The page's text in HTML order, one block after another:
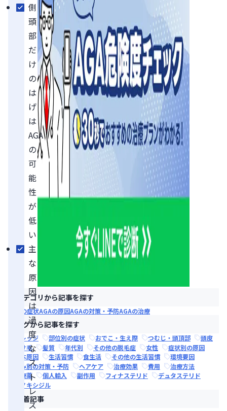
側
頭
部
だ
け
の
は
げ
は
AGA
の
可
能
性
が
低
い
主
な
原
因
は
過
度
な
ス
ト
レ
ス
カテゴリから記事を探す
AGAの症状AGAの原因AGAの対策・予防AGAの治療
タグから記事を探す
ナレッジ 部位別の症状 おでこ・生え際 つむじ・頭頂部
頭皮
抜け毛
髪質 年代別 その他の脱毛症 女性
症状別の原因
根本原因
生活習慣 食生活 その他の生活習慣
環境要因
悩み別の対策・予防
ヘアケア 治療効果 費用
治療方法
治療薬
個人輸入 副作用 フィナステリド
デュタステリド
ミノキシジル
新着記事